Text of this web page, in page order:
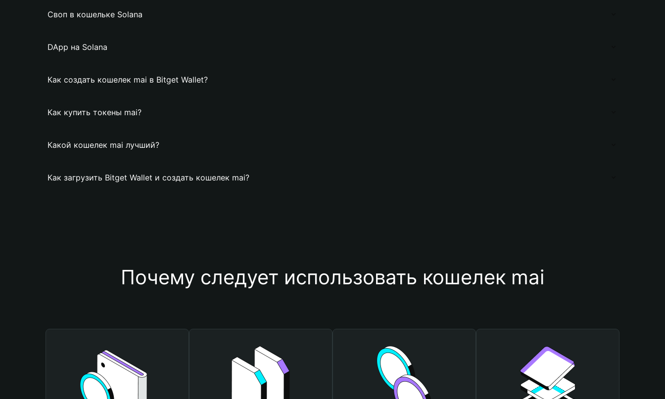
Своп в кошельке Solana
DApp на Solana
Как создать кошелек mai в Bitget Wallet?
Как купить токены mai?
Какой кошелек mai лучший?
Как загрузить Bitget Wallet и создать кошелек mai?
Почему следует использовать кошелек mai